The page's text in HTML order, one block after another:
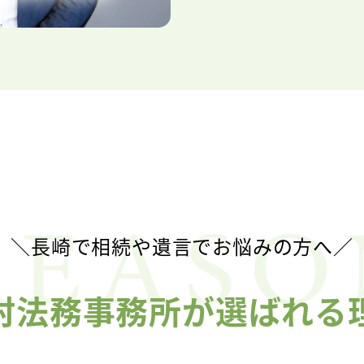
＼長崎で相続や遺言でお悩みの方へ／
法務事務所が選ばれる